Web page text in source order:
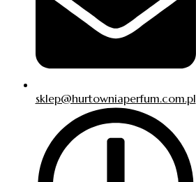
sklep@hurtowniaperfum.com.pl